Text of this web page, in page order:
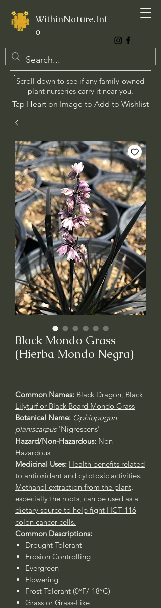
WithinNature.Inf
o
Scroll down to see if any family-owned
plant nurseries carry it near you.
Tap Heart on Image to Add to Wishlist
Black Mondo Grass
(Hierba Mondo Negra)
Common Names: Black Dragon, Black
Lilyturf or Black Beard Mondo Grass
Botanical Name: Ophiopogon
planiscarpus 'Nigrescens'
Hazard/Non-Hazardous: Non-
Hazardous
Medicinal Uses: Health benefits related
to antioxidant and cytotoxic activities.
Methanol extraction from the plant,
especially the roots, can be used as a
dietary source to help fight HCT 116
colon cancer cells.
Common Descriptions:
Drought Tolerant
Erosion Controlling
Evergreen
Flowering
Frost Tolerant (0°F/-18°C)
Grass or Grass-Like